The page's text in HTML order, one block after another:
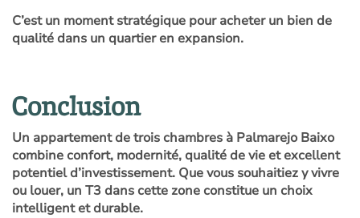
C’est un moment stratégique pour acheter un bien de
qualité dans un quartier en expansion.
Conclusion
Un appartement de trois chambres à Palmarejo Baixo
combine confort, modernité, qualité de vie et excellent
potentiel d’investissement. Que vous souhaitiez y vivre
ou louer, un T3 dans cette zone constitue un choix
intelligent et durable.